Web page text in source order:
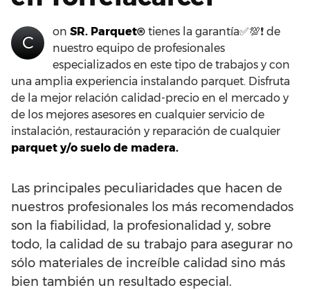
C
on SR. Parquet® tienes la garantía✅💯❗ de
nuestro equipo de profesionales
especializados en este tipo de trabajos y con
una amplia experiencia instalando parquet. Disfruta
de la mejor relación calidad-precio en el mercado y
de los mejores asesores en cualquier servicio de
instalación, restauración y reparación de cualquier
parquet y/o suelo de madera.
Las principales peculiaridades que hacen de
nuestros profesionales los más recomendados
son la fiabilidad, la profesionalidad y, sobre
todo, la calidad de su trabajo para asegurar no
sólo materiales de increíble calidad sino más
bien también un resultado especial.